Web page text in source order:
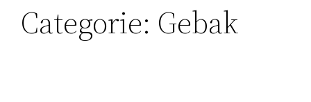
Categorie: Gebak